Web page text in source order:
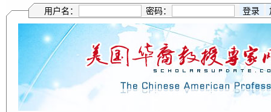
用户名： 密码：